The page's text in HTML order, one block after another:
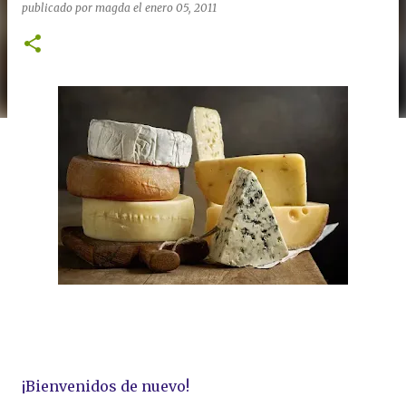
publicado por magda el enero 05, 2011
¡Bienvenidos de nuevo!